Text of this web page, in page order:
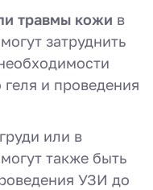
травмы кожи в
затруднить
геля и проведения
или в
также быть
УЗИ до